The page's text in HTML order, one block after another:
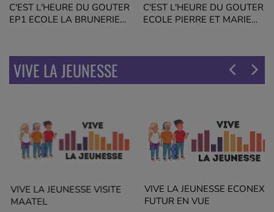
C'EST L'HEURE DU GOUTER
EP1 ECOLE LA BRUNERIE
C'EST L'HEURE DU GOUTER
ECOLE PIERRE ET MARIE
VIVE LA JEUNESSE
VIVE LA JEUNESSE VISITE
MAATEL
VIVE LA JEUNESSE ECONEX
FUTUR EN VUE